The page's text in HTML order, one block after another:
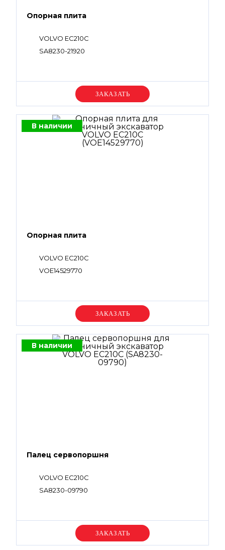
Опорная плита
VOLVO EC210C
SA8230-21920
Уточняйте цену
В наличии
Опорная плита
VOLVO EC210C
VOE14529770
Уточняйте цену
В наличии
Палец сервопоршня
VOLVO EC210C
SA8230-09790
Уточняйте цену